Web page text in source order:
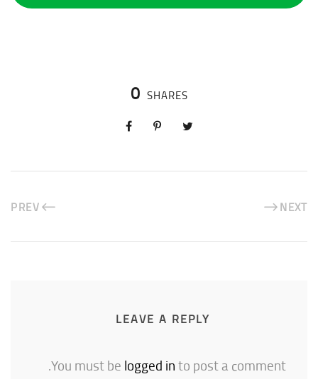
0
LEAVE A REPLY
You must belogged into post a